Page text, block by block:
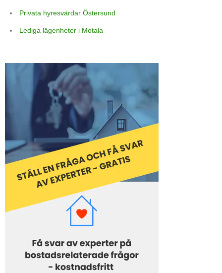
Privata hyresvärdar Östersund
Lediga lägenheter i Motala